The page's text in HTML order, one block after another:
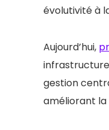
évolutivité à
Aujourd’hui,
gestion
améliorant